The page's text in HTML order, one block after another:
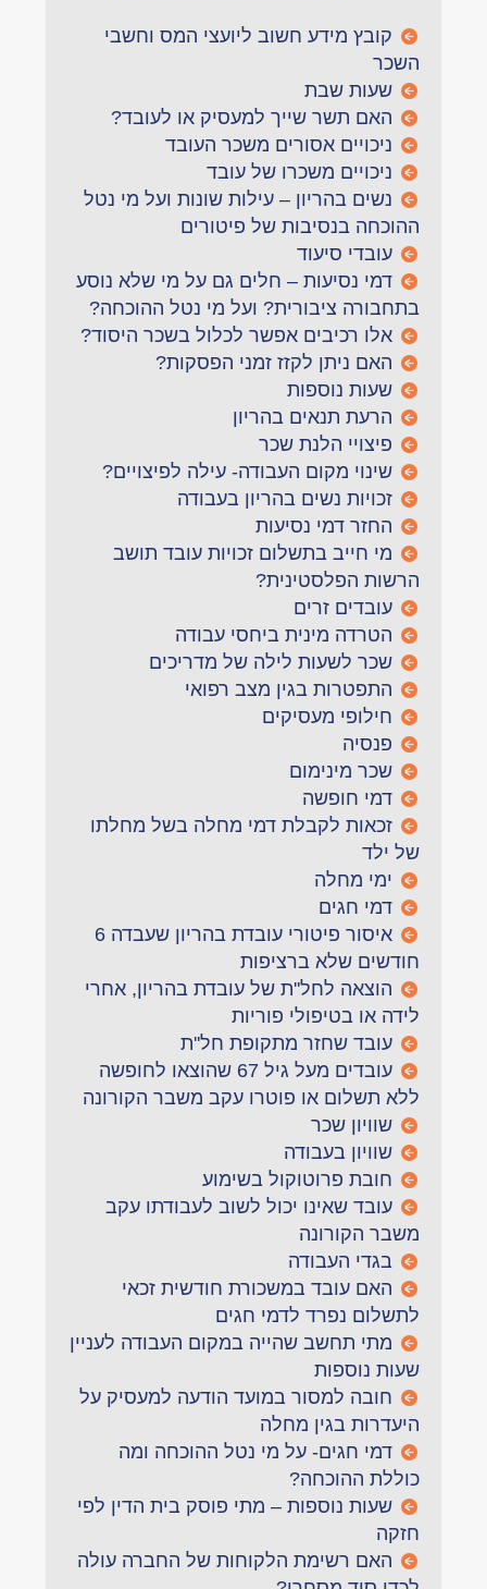
קובץ מידע חשוב ליועצי המס וחשבי
השכר
שעות שבת
האם תשר שייך למעסיק או לעובד?
ניכויים אסורים משכר העובד
ניכויים משכרו של עובד
נשים בהריון – עילות שונות ועל מי נטל
ההוכחה בנסיבות של פיטורים
עובדי סיעוד
דמי נסיעות – חלים גם על מי שלא נוסע
בתחבורה ציבורית? ועל מי נטל ההוכחה?
אלו רכיבים אפשר לכלול בשכר היסוד?
האם ניתן לקזז זמני הפסקות?
שעות נוספות
הרעת תנאים בהריון
פיצויי הלנת שכר
שינוי מקום העבודה- עילה לפיצויים?
זכויות נשים בהריון בעבודה
החזר דמי נסיעות
מי חייב בתשלום זכויות עובד תושב
הרשות הפלסטינית?
עובדים זרים
הטרדה מינית ביחסי עבודה
שכר לשעות לילה של מדריכים
התפטרות בגין מצב רפואי
חילופי מעסיקים
פנסיה
שכר מינימום
דמי חופשה
זכאות לקבלת דמי מחלה בשל מחלתו
של ילד
ימי מחלה
דמי חגים
איסור פיטורי עובדת בהריון שעבדה 6
חודשים שלא ברציפות
הוצאה לחל''ת של עובדת בהריון, אחרי
לידה או בטיפולי פוריות
עובד שחזר מתקופת חל''ת
עובדים מעל גיל 67 שהוצאו לחופשה
ללא תשלום או פוטרו עקב משבר הקורונה
שוויון שכר
שוויון בעבודה
חובת פרוטוקול בשימוע
עובד שאינו יכול לשוב לעבודתו עקב
משבר הקורונה
בגדי העבודה
האם עובד במשכורת חודשית זכאי
לתשלום נפרד לדמי חגים
מתי תחשב שהייה במקום העבודה לעניין
שעות נוספות
חובה למסור במועד הודעה למעסיק על
היעדרות בגין מחלה
דמי חגים- על מי נטל ההוכחה ומה
כוללת ההוכחה?
שעות נוספות – מתי פוסק בית הדין לפי
חזקה
האם רשימת הלקוחות של החברה עולה